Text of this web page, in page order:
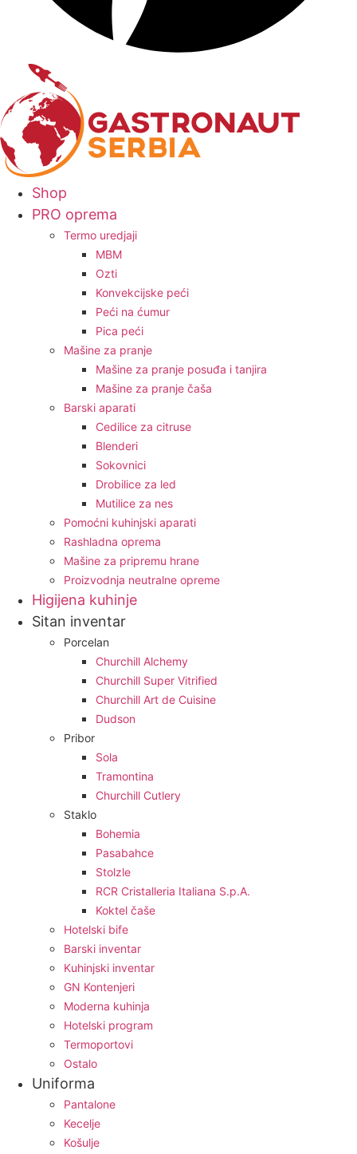
Shop
PRO oprema
Termo uredjaji
MBM
Ozti
Konvekcijske peći
Peći na ćumur
Pica peći
Mašine za pranje
Mašine za pranje posuđa i tanjira
Mašine za pranje čaša
Barski aparati
Cedilice za citruse
Blenderi
Sokovnici
Drobilice za led
Mutilice za nes
Pomoćni kuhinjski aparati
Rashladna oprema
Mašine za pripremu hrane
Proizvodnja neutralne opreme
Higijena kuhinje
Sitan inventar
Porcelan
Churchill Alchemy
Churchill Super Vitrified
Churchill Art de Cuisine
Dudson
Pribor
Sola
Tramontina
Churchill Cutlery
Staklo
Bohemia
Pasabahce
Stolzle
RCR Cristalleria Italiana S.p.A.
Koktel čaše
Hotelski bife
Barski inventar
Kuhinjski inventar
GN Kontenjeri
Moderna kuhinja
Hotelski program
Termoportovi
Ostalo
Uniforma
Pantalone
Kecelje
Košulje